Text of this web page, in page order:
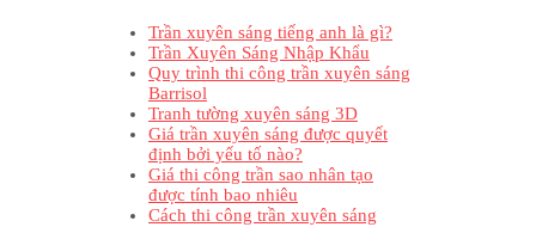
Trần xuyên sáng tiếng anh là gì?
Trần Xuyên Sáng Nhập Khẩu
Quy trình thi công trần xuyên sáng
Barrisol
Tranh tường xuyên sáng 3D
Giá trần xuyên sáng được quyết
định bởi yếu tố nào?
Giá thi công trần sao nhân tạo
được tính bao nhiêu
Cách thi công trần xuyên sáng